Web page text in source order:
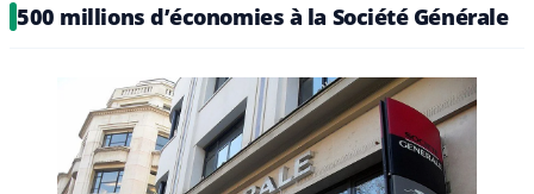
500 millions d’économies à la Société Générale